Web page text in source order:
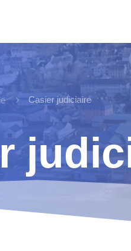
5 Casier judiciaire